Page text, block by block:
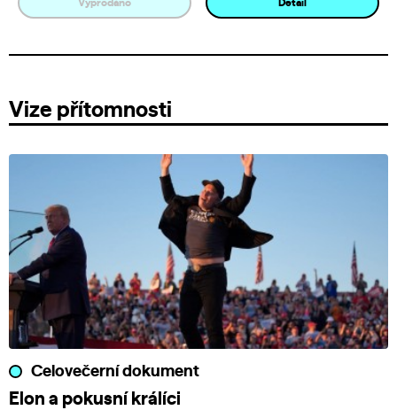
Vyprodáno Detail
Vize přítomnosti
Celovečerní dokument
Elon a pokusní králíci